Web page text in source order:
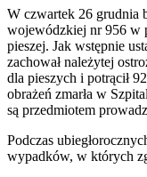
W czwartek 26 grudnia
wojewódzkiej nr 956 w
pieszej. Jak wstępnie
zachował należytej
dla pieszych i potrącił
obrażeń zmarła w
są przedmiotem
Podczas
wypadków, w których